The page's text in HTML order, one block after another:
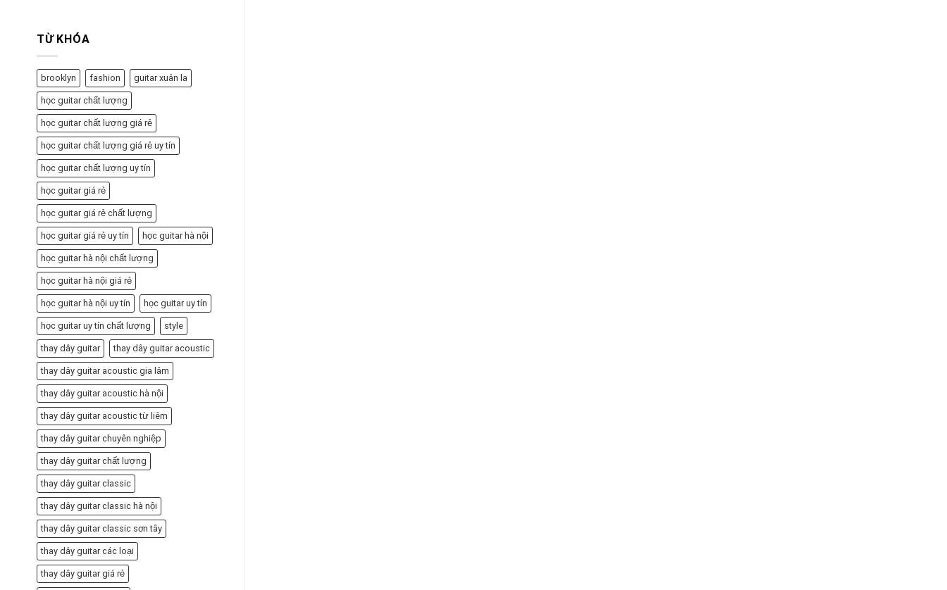
TỪ KHÓA
brooklyn fashion guitar xuân la
học guitar chất lượng
học guitar chất lượng giá rẻ
học guitar chất lượng giá rẻ uy tín
học guitar chất lượng uy tín
học guitar giá rẻ
học guitar giá rẻ chất lượng
học guitar giá rẻ uy tín học guitar hà nội
học guitar hà nội chất lượng
học guitar hà nội giá rẻ
học guitar hà nội uy tín học guitar uy tín
học guitar uy tín chất lượng style
thay dây guitar thay dây guitar acoustic
thay dây guitar acoustic gia lâm
thay dây guitar acoustic hà nội
thay dây guitar acoustic từ liêm
thay dây guitar chuyên nghiệp
thay dây guitar chất lượng
thay dây guitar classic
thay dây guitar classic hà nội
thay dây guitar classic sơn tây
thay dây guitar các loại
thay dây guitar giá rẻ